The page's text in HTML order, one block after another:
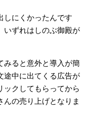
しにくかったんです
いずれはしのぶ御殿が
みると意外と導入が簡
途中に出てくる広告が
ックしてもらってから
の売り上げとなりま